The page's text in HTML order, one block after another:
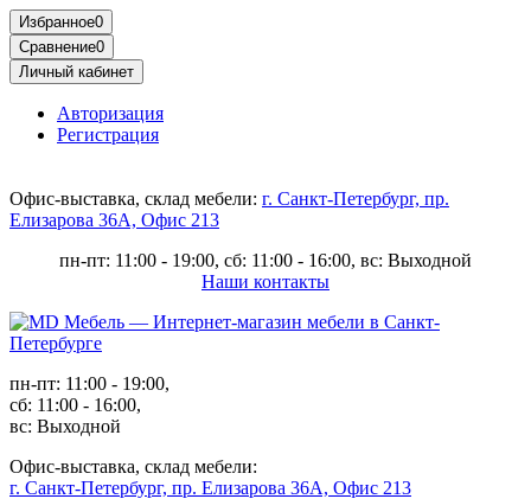
Избранное0
Сравнение0
Личный кабинет
Авторизация
Регистрация
Офис-выставка, склад мебели: г. Санкт-Петербург, пр.
Елизарова 36А, Офис 213
пн-пт: 11:00 - 19:00, сб: 11:00 - 16:00, вс: Выходной
Наши контакты
пн-пт: 11:00 - 19:00,
сб: 11:00 - 16:00,
вс: Выходной
Офис-выставка, склад мебели:
г. Санкт-Петербург, пр. Елизарова 36А, Офис 213